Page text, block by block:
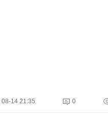
08-14 21:35 0